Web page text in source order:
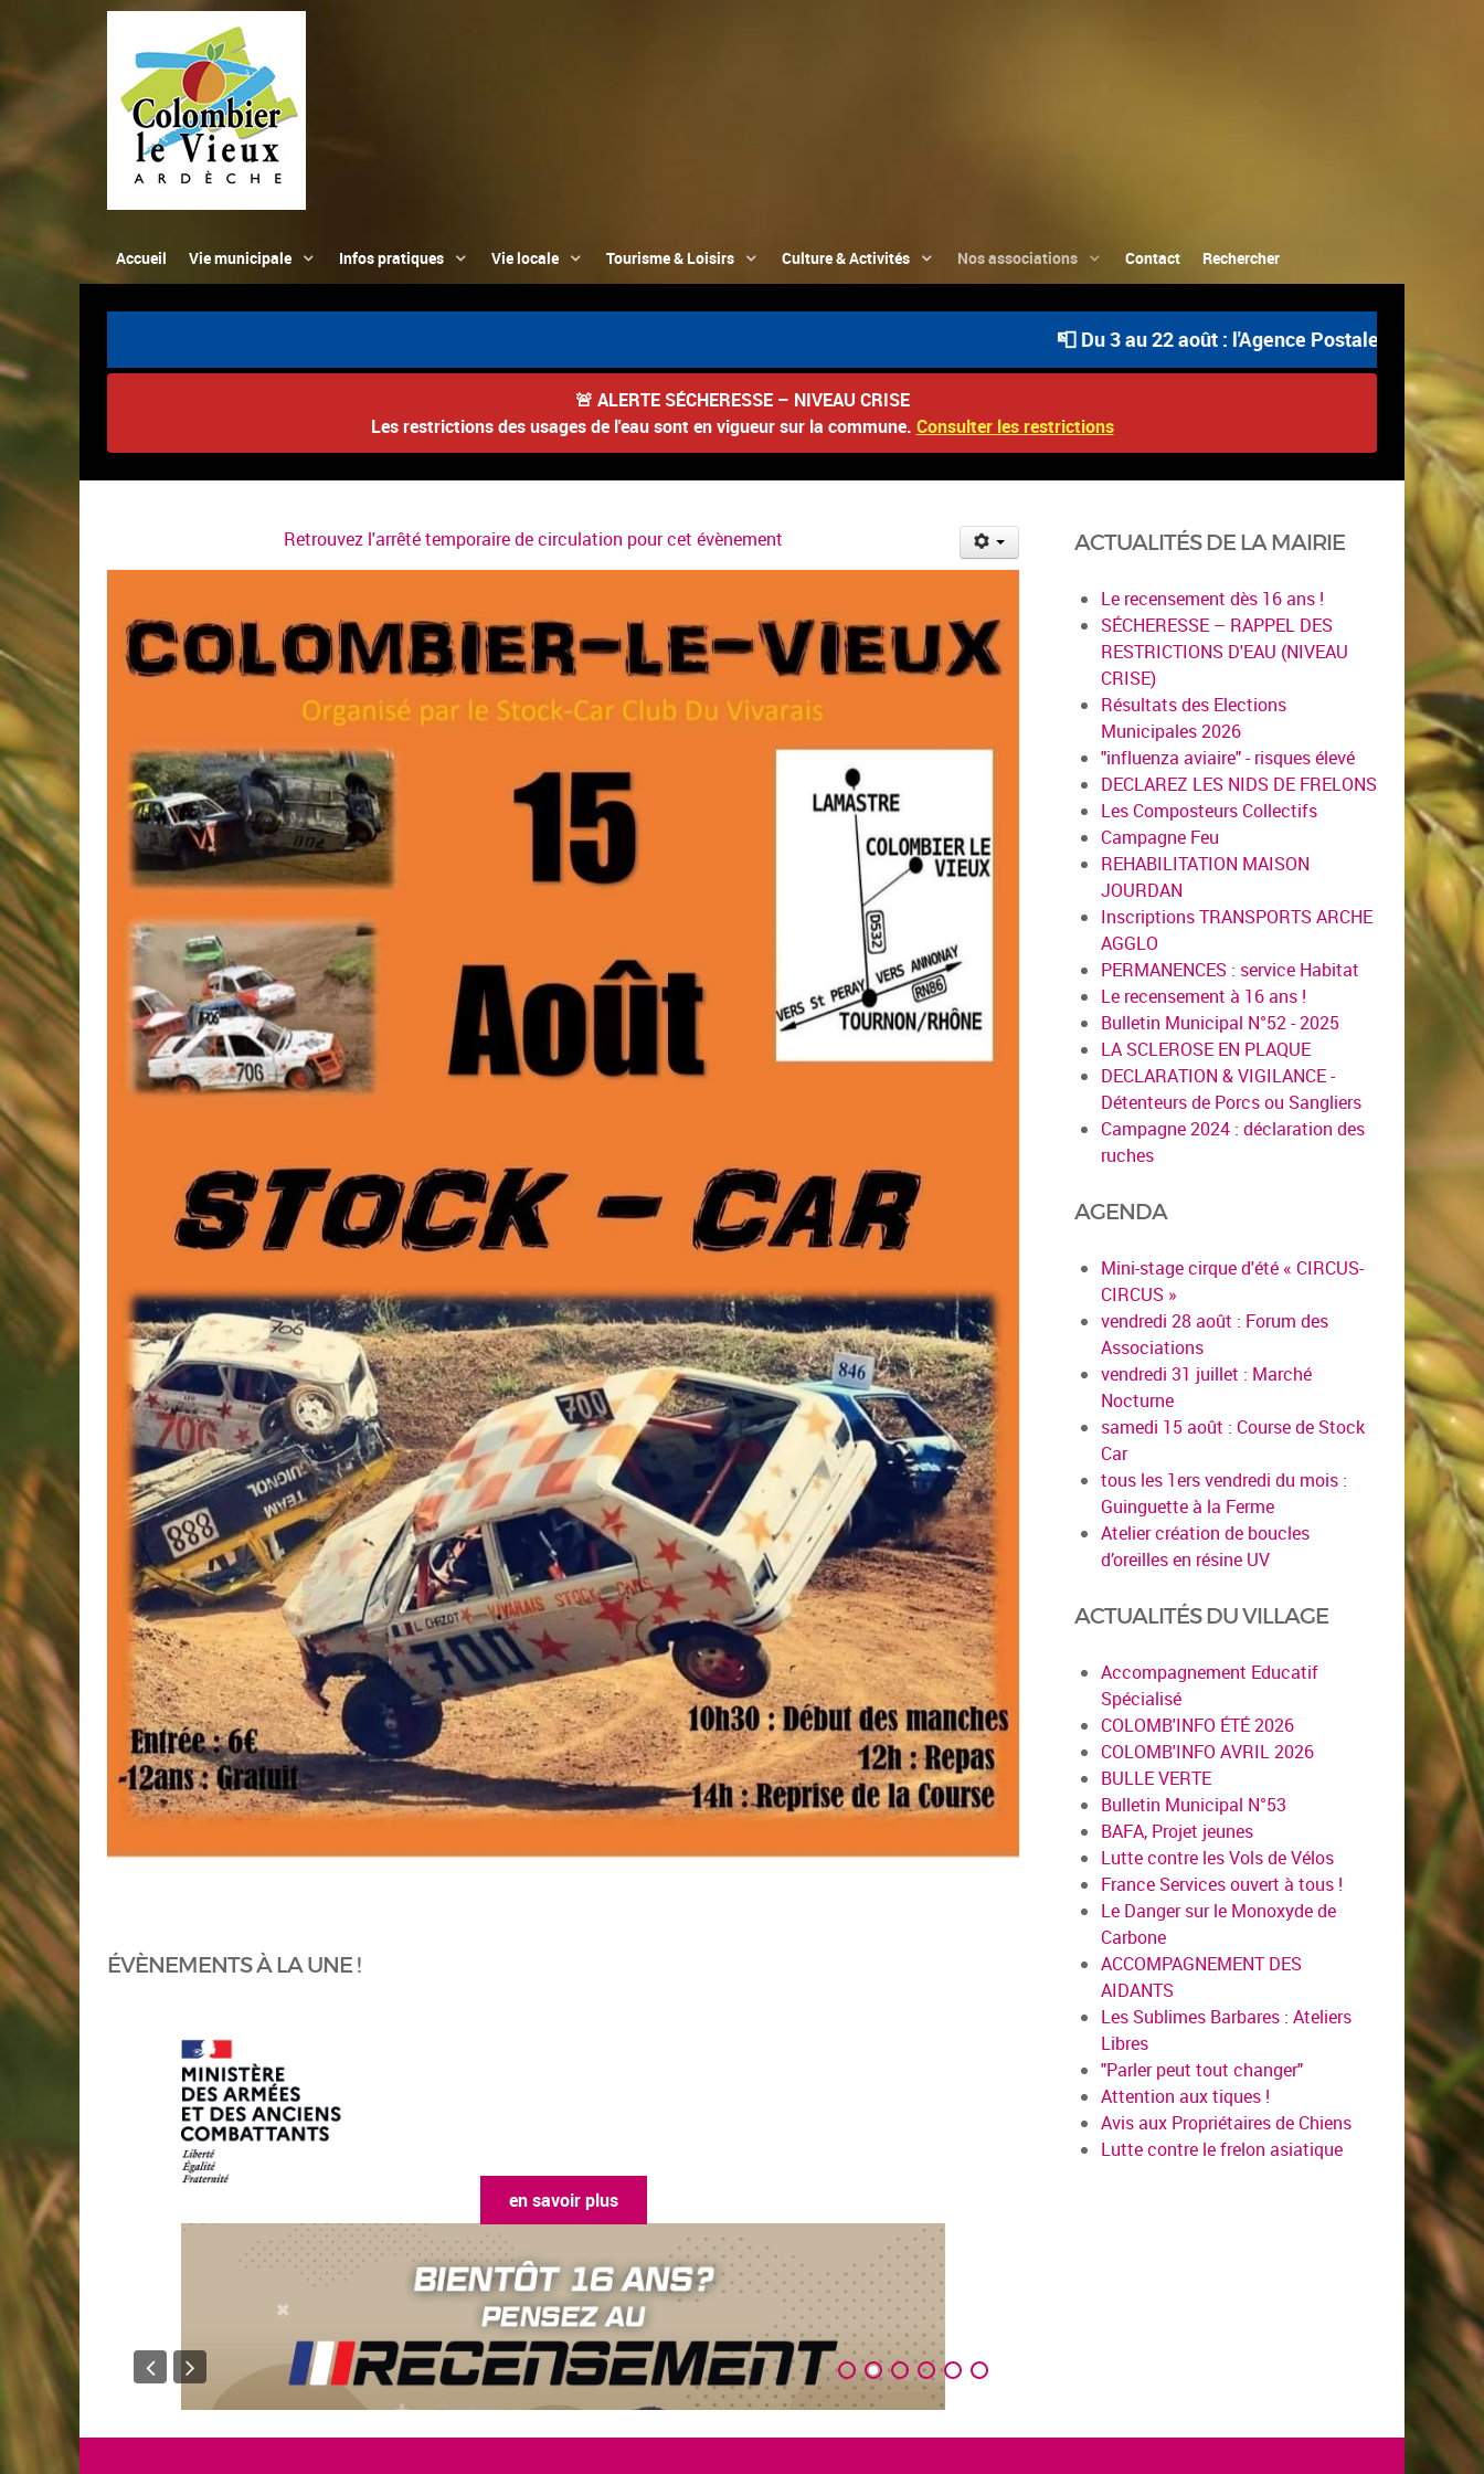
Accueil Vie municipale Infos pratiques Vie locale Tourisme & Loisirs Culture & Activités Nos associations Contact Rechercher
📮 Du 3 au 22 août : l'Agence Postale Communale
🚨 ALERTE SÉCHERESSE – NIVEAU CRISE
Les restrictions des usages de l'eau sont en vigueur sur la commune. Consulter les restrictions
Retrouvez l'arrêté temporaire de circulation pour cet évènement
ÉVÈNEMENTS À LA UNE !
en savoir plus
ACTUALITÉS DE LA MAIRIE
Le recensement dès 16 ans !
SÉCHERESSE – RAPPEL DES
RESTRICTIONS D'EAU (NIVEAU
CRISE)
Résultats des Elections
Municipales 2026
"influenza aviaire" - risques élevé
DECLAREZ LES NIDS DE FRELONS
Les Composteurs Collectifs
Campagne Feu
REHABILITATION MAISON
JOURDAN
Inscriptions TRANSPORTS ARCHE
AGGLO
PERMANENCES : service Habitat
Le recensement à 16 ans !
Bulletin Municipal N°52 - 2025
LA SCLEROSE EN PLAQUE
DECLARATION & VIGILANCE -
Détenteurs de Porcs ou Sangliers
Campagne 2024 : déclaration des
ruches
AGENDA
Mini-stage cirque d'été « CIRCUS-
CIRCUS »
vendredi 28 août : Forum des
Associations
vendredi 31 juillet : Marché
Nocturne
samedi 15 août : Course de Stock
Car
tous les 1ers vendredi du mois :
Guinguette à la Ferme
Atelier création de boucles
d’oreilles en résine UV
ACTUALITÉS DU VILLAGE
Accompagnement Educatif
Spécialisé
COLOMB'INFO ÉTÉ 2026
COLOMB'INFO AVRIL 2026
BULLE VERTE
Bulletin Municipal N°53
BAFA, Projet jeunes
Lutte contre les Vols de Vélos
France Services ouvert à tous !
Le Danger sur le Monoxyde de
Carbone
ACCOMPAGNEMENT DES
AIDANTS
Les Sublimes Barbares : Ateliers
Libres
"Parler peut tout changer"
Attention aux tiques !
Avis aux Propriétaires de Chiens
Lutte contre le frelon asiatique